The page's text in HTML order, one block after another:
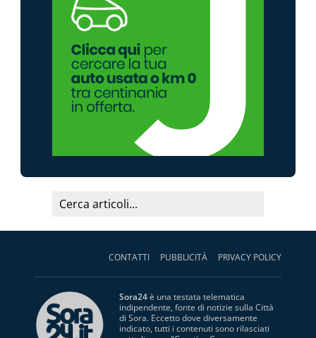
CONTATTI PUBBLICITÀ PRIVACY POLICY
Sora24è una testata telematica
indipendente, fonte di notizie sulla Città
di Sora. Eccetto dove diversamente
indicato, tutti i contenuti sono rilasciati